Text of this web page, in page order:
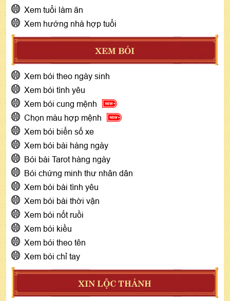
Xem tuổi làm ăn
Xem hướng nhà hợp tuổi
XEM BÓI
Xem bói theo ngày sinh
Xem bói tình yêu
Xem bói cung mệnh
Chọn màu hợp mệnh
Xem bói biển số xe
Xem bói bài hàng ngày
Bói bài Tarot hàng ngày
Bói chứng minh thư nhân dân
Xem bói bài tình yêu
Xem bói bài thời vận
Xem bói nốt ruồi
Xem bói kiều
Xem bói theo tên
Xem bói chỉ tay
XIN LỘC THÁNH